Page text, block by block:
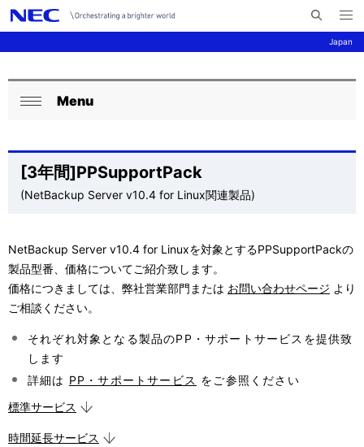
Japan
イ
内
メ
ニ
ュ
開
ナ
ー
サ
イ
内
の
在
位
置
を
表
示
し
ロ
カ
ル
ビ
ゲ
ー
ョ
ン
る
Menu
[3年間]PPSupportPack
(NetBackup Server v10.4 for Linux関連製品)
NetBackup Server v10.4 for Linuxを対象とするPPSupportPackの
製品型番、価格についてご紹介致します。
価格につきましては、弊社営業部門または お問い合わせページ より
ご相談ください。
それぞれ対象となる製品のPP・サポートサービスを提供致
します
詳細は PP・サポートサービス をご参照ください
標準サービス
時間延長サービス